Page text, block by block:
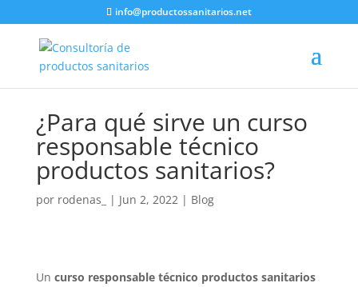
info@productossanitarios.net
¿Para qué sirve un curso
responsable técnico
productos sanitarios?
por rodenas_ | Jun 2, 2022| Blog
Un curso responsable técnico productos sanitarios